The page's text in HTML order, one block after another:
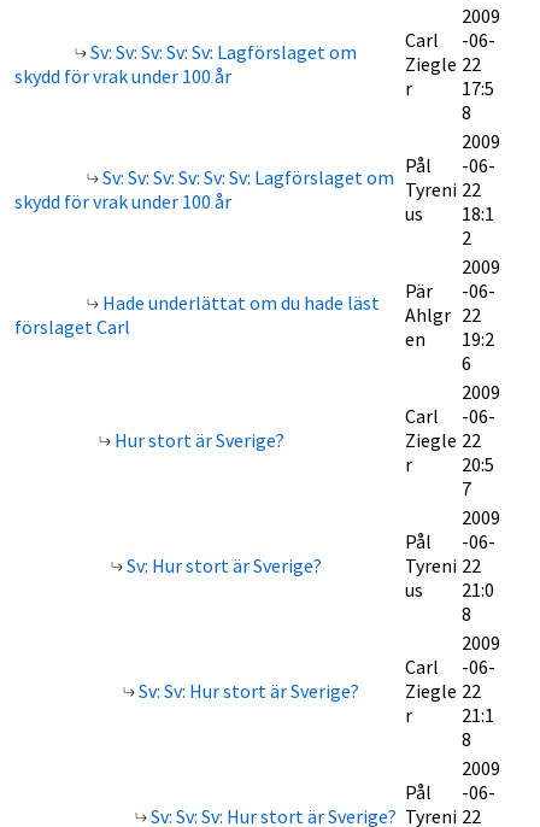
Sv: Sv: Sv: Sv: Sv: Lagförslaget om
skydd för vrak under 100 år
Carl
Ziegle
r
2009
-06-
22
17:5
8
Sv: Sv: Sv: Sv: Sv: Sv: Lagförslaget om
skydd för vrak under 100 år
Pål
Tyreni
us
2009
-06-
22
18:1
2
Hade underlättat om du hade läst
förslaget Carl
Pär
Ahlgr
en
2009
-06-
22
19:2
6
Hur stort är Sverige?
Carl
Ziegle
r
2009
-06-
22
20:5
7
Sv: Hur stort är Sverige?
Pål
Tyreni
us
2009
-06-
22
21:0
8
Sv: Sv: Hur stort är Sverige?
Carl
Ziegle
r
2009
-06-
22
21:1
8
Sv: Sv: Sv: Hur stort är Sverige?
Pål
Tyreni
2009
-06-
22